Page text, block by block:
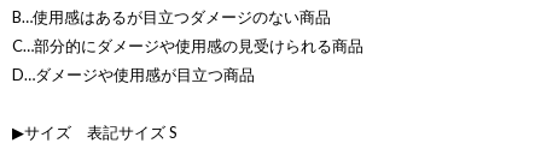
B…使用感はあるが目立つダメージのない商品
C…部分的にダメージや使用感の見受けられる商品
D…ダメージや使用感が目立つ商品
▶サイズ 表記サイズ S